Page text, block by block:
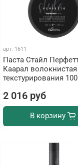
арт. 1611
Паста Стайл
Каарал
текстурирования
2 016 руб
В корзину